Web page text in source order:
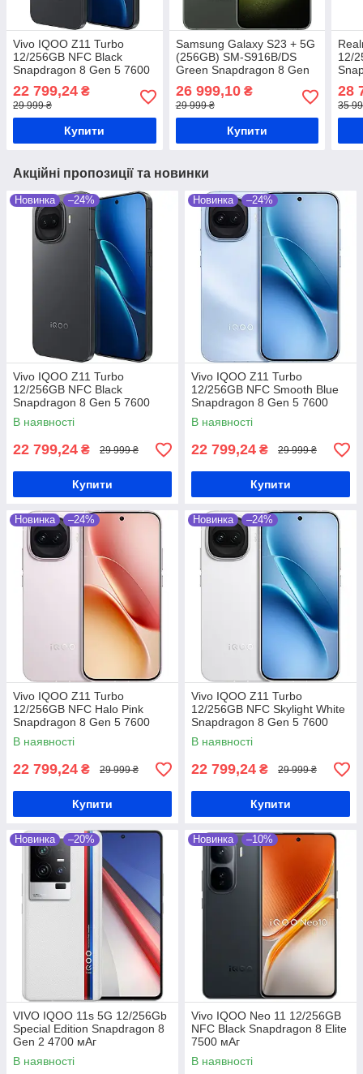
Vivo IQOO Z11 Turbo
12/256GB NFC Black
Snapdragon 8 Gen 5 7600
мАч
22 799,24 ₴
29 999 ₴
Купити
Samsung Galaxy S23 + 5G
(256GB) SM-S916B/DS
Green Snapdragon 8 Gen
2 4700 мАч
26 999,10₴
29 999 ₴
Купити
12/
мАг
28
35
Акційні пропозиції та новинки
Новинка –24%
Vivo IQOO Z11 Turbo
12/256GB NFC Black
Snapdragon 8 Gen 5 7600
мАч
В наявності
22 799,24 ₴ 29 999 ₴
Купити
Новинка –24%
Vivo IQOO Z11 Turbo
12/256GB NFC Smooth Blue
Snapdragon 8 Gen 5 7600
мАч
В наявності
22 799,24 ₴ 29 999 ₴
Купити
Новинка –24%
Vivo IQOO Z11 Turbo
12/256GB NFC Halo Pink
Snapdragon 8 Gen 5 7600
мАч
В наявності
22 799,24 ₴ 29 999 ₴
Купити
Новинка –24%
Vivo IQOO Z11 Turbo
12/256GB NFC Skylight White
Snapdragon 8 Gen 5 7600
мАч
В наявності
22 799,24 ₴ 29 999 ₴
Купити
Новинка –20%
VIVO IQOO 11s 5G 12/256Gb
Special Edition Snapdragon 8
Gen 2 4700 мАг
В наявності
Новинка –10%
Vivo IQOO Neo 11 12/256GB
NFC Black Snapdragon 8 Elite
7500 мАг
В наявності